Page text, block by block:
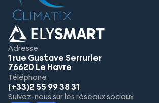
Adresse
1 rue Gustave Serrurier
76620 Le Havre
Téléphone
(+33)2 55 99 38 31
Suivez-nous sur les réseaux sociaux